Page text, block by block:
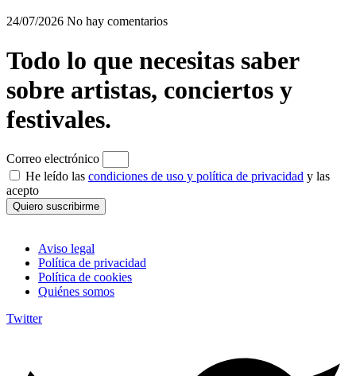
24/07/2026 No hay comentarios
Todo lo que necesitas saber
sobre artistas, conciertos y
festivales.
Correo electrónico
He leído las condiciones de uso y política de privacidad y las
acepto
Quiero suscribirme
Aviso legal
Política de privacidad
Política de cookies
Quiénes somos
Twitter